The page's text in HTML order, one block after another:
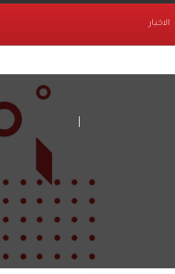
الاخبار